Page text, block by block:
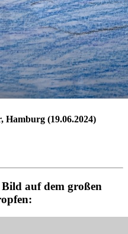
Hamburg (19.06.2024)
auf dem großen